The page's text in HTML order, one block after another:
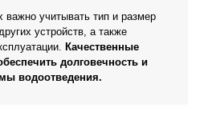
учитывать тип и размер
устройств, а также
Качественные
долговечность и
водоотведения.